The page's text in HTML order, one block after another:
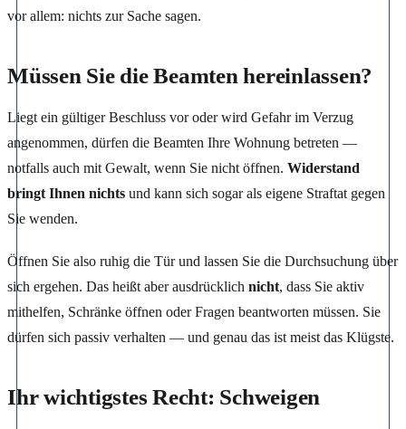
vor allem: nichts zur Sache sagen.
Müssen Sie die Beamten hereinlassen?
Liegt ein gültiger Beschluss vor oder wird Gefahr im Verzug
angenommen, dürfen die Beamten Ihre Wohnung betreten —
notfalls auch mit Gewalt, wenn Sie nicht öffnen. Widerstand
bringt Ihnen nichts und kann sich sogar als eigene Straftat gegen
Sie wenden.
Öffnen Sie also ruhig die Tür und lassen Sie die Durchsuchung über
sich ergehen. Das heißt aber ausdrücklich nicht, dass Sie aktiv
mithelfen, Schränke öffnen oder Fragen beantworten müssen. Sie
dürfen sich passiv verhalten — und genau das ist meist das Klügste.
Ihr wichtigstes Recht: Schweigen